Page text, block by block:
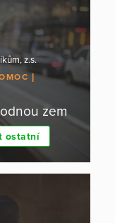
z.s.
zem
ostatní